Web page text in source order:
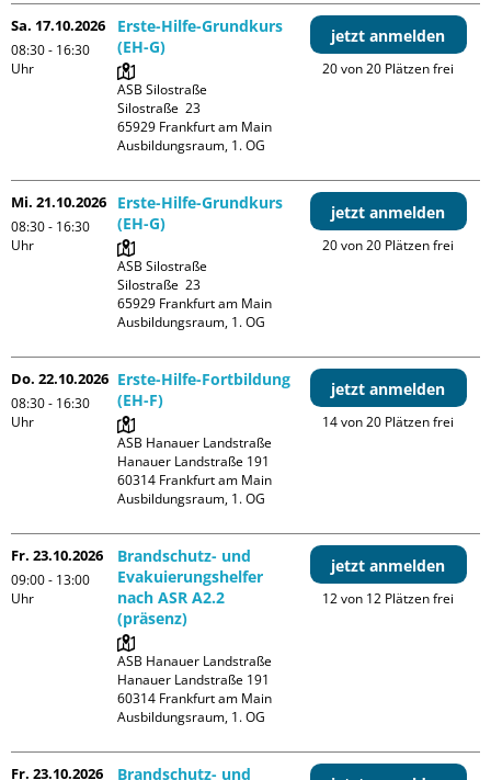
Sa. 17.10.2026
08:30 - 16:30
Uhr
Erste-Hilfe-Grundkurs
(EH-G)
ASB Silostraße
Silostraße  23
65929 Frankfurt am Main
Ausbildungsraum, 1. OG
jetzt anmelden
20 von 20 Plätzen frei
Mi. 21.10.2026
08:30 - 16:30
Uhr
Erste-Hilfe-Grundkurs
(EH-G)
ASB Silostraße
Silostraße  23
65929 Frankfurt am Main
Ausbildungsraum, 1. OG
jetzt anmelden
20 von 20 Plätzen frei
Do. 22.10.2026
08:30 - 16:30
Uhr
Erste-Hilfe-Fortbildung
(EH-F)
ASB Hanauer Landstraße
Hanauer Landstraße 191
60314 Frankfurt am Main
Ausbildungsraum, 1. OG
jetzt anmelden
14 von 20 Plätzen frei
Fr. 23.10.2026
09:00 - 13:00
Uhr
Brandschutz- und
Evakuierungshelfer
nach ASR A2.2
(präsenz)
ASB Hanauer Landstraße
Hanauer Landstraße 191
60314 Frankfurt am Main
Ausbildungsraum, 1. OG
jetzt anmelden
12 von 12 Plätzen frei
Fr. 23.10.2026
Brandschutz- und